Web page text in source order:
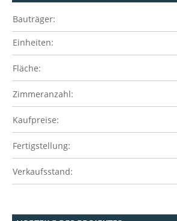
Bauträger:
Einheiten:
Fläche:
Zimmeranzahl:
Kaufpreise:
Fertigstellung:
Verkaufsstand: